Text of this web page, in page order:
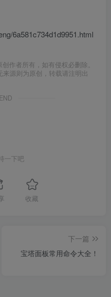
6a581c734d1d9951.html
作者所有，如有侵权必删除。
源则为原创，转载请注明出
一下吧
收藏
下一篇
宝塔面板常用命令大全！